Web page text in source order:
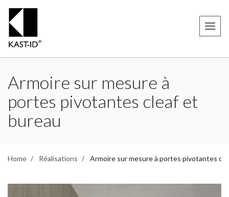
Armoire sur mesure à
portes pivotantes cleaf et
bureau
Home Réalisations Armoire sur mesure à portes pivotantes